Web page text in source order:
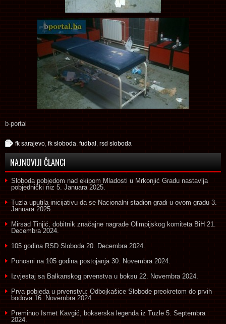
b-portal
fk sarajevo fk sloboda fudbal rsd sloboda
NAJNOVIJI ČLANCI
Sloboda pobjedom nad ekipom Mladosti u Mrkonjić Gradu nastavlja
pobjednički niz 5. Januara 2025.
Tuzla uputila inicijativu da se Nacionalni stadion gradi u ovom gradu 3.
Januara 2025.
Mirsad Tinjić, dobitnik značajne nagrade Olimpijskog komiteta BiH 21.
Decembra 2024.
105 godina RSD Sloboda 20. Decembra 2024.
Ponosni na 105 godina postojanja 30. Novembra 2024.
Izvjestaj sa Balkanskog prvenstva u boksu 22. Novembra 2024.
Prva pobjeda u prvenstvu: Odbojkašice Slobode preokretom do prvih
bodova 16. Novembra 2024.
Preminuo Ismet Kavgić, bokserska legenda iz Tuzle 5. Septembra
2024.